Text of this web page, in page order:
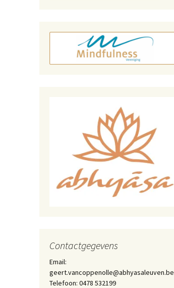
Contactgegevens
Email:
geert.vancoppenolle@abhyasaleuven.be
Telefoon: 0478 532199